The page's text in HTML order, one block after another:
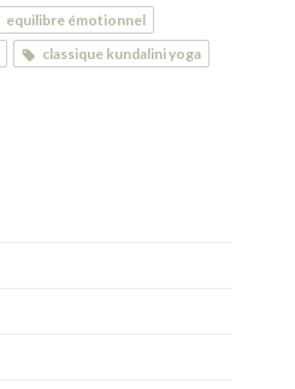
equilibre émotionnel
classique kundalini yoga